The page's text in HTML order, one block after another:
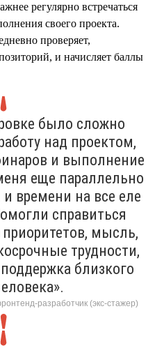
регулярно встречаться
своего проекта.
проверяет,
и начисляет баллы
было сложно
над проектом,
и выполнение
еще параллельно
времени на все еле
справиться
приоритетов, мысль,
трудности,
близкого
разработчик (экс-стажер)